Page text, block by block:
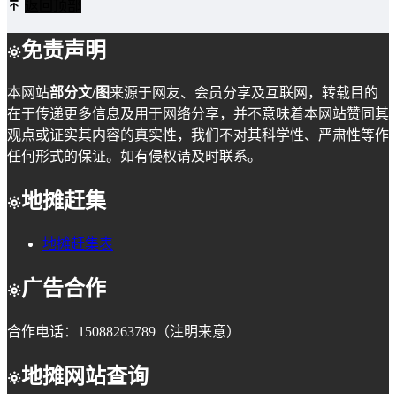
免责声明
本网站部分文/图来源于网友、会员分享及互联网，转载目的
在于传递更多信息及用于网络分享，并不意味着本网站赞同其
观点或证实其内容的真实性，我们不对其科学性、严肃性等作
任何形式的保证。如有侵权请及时联系。
地摊赶集
地摊赶集表
广告合作
合作电话：15088263789（注明来意）
地摊网站查询